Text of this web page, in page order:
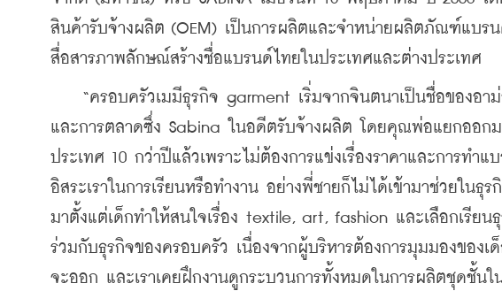
สินค้ารับจ้างผลิต (OEM) เป็นการผลิตและจำหน่ายผลิตภัณฑ์แบร
สื่อสารภาพลักษณ์สร้างชื่อแบรนด์ไทยในประเทศและต่างประเทศ
“ครอบครัวเมมีธุรกิจ garment เริ่มจากจินตนาเป็นชื่อของอาม่
และการตลาดซึ่ง Sabina ในอดีตรับจ้างผลิต โดยคุณพ่อแยกออก
ประเทศ 10 กว่าปีแล้วเพราะไม่ต้องการแข่งเรื่องราคาและการทำ
อิสระเราในการเรียนหรือทำงาน อย่างพี่ชายก็ไม่ได้เข้ามาช่วยใน
มาตั้งแต่เด็กทำให้สนใจเรื่อง textile, art, fashion และเลือกเรีย
ร่วมกับธุรกิจของครอบครัว เนื่องจากผู้บริหารต้องการมุมมองของเ
จะออก และเราเคยฝึกงานดูกระบวนการทั้งหมดในการผลิตชุดชั้น